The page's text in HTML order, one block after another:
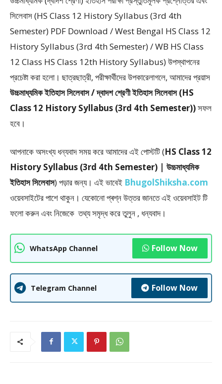
সিলেবাস (HS Class 12 History Syllabus (3rd 4th
Semester) PDF Download / West Bengal HS Class 12
History Syllabus (3rd 4th Semester) / WB HS Class
12 Class HS Class 12th History Syllabus) উপস্থাপনের
প্রচেষ্টা করা হলাে। ছাত্রছাত্রী, পরীক্ষার্থীদের উপকারেলাগলে, আমাদের প্রয়াস
উচ্চমাধ্যমিক ইতিহাস সিলেবাস / দ্বাদশ শ্রেণী ইতিহাস সিলেবাস (HS
Class 12 History Syllabus (3rd 4th Semester))সফল
হবে।
আপনাকে অসংখ্য ধন্যবাদ সময় করে আমাদের এই পােস্টটি (HS Class 12
History Syllabus (3rd 4th Semester) | উচ্চমাধ্যমিক
ইতিহাস সিলেবাস) পড়ার জন্য। এই ভাবেই BhugolShiksha.com
ওয়েবসাইটের পাশে থাকুন। যেকোনো প্ৰশ্ন উত্তর জানতে এই ওয়েবসাইট টি
ফলাে করুন এবং নিজেকে তথ্য সমৃদ্ধ করে তুলুন , ধন্যবাদ।
WhatsApp Channel Follow Now
Telegram Channel Follow Now